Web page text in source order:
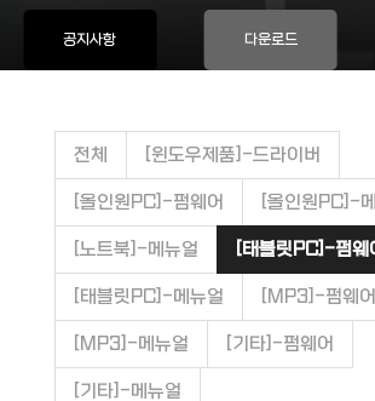
공지사항 다운로드
전체 [윈도우제품]-드라이버
[올인원PC]-펌웨어 [올인원PC]-
[노트북]-메뉴얼 [태블릿PC]-펌웨
[태블릿PC]-메뉴얼 [MP3]-펌웨어
[MP3]-메뉴얼 [기타]-펌웨어
[기타]-메뉴얼